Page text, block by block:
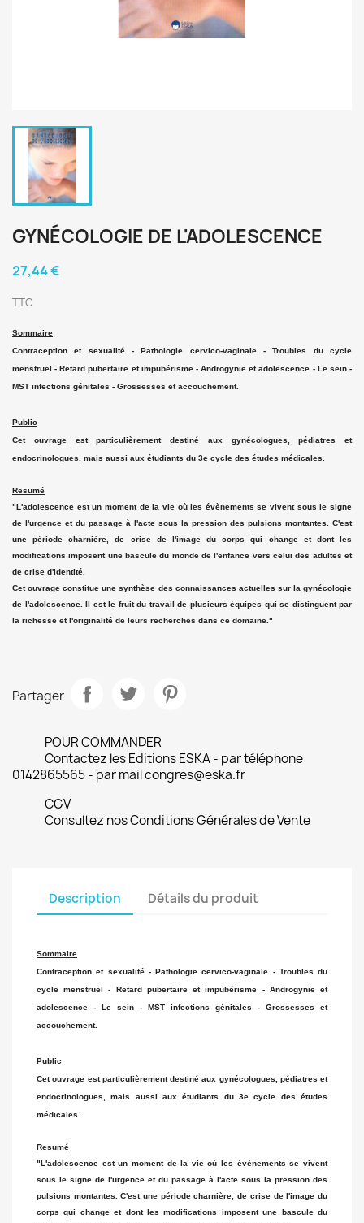
GYNÉCOLOGIE DE L'ADOLESCENCE
27,44 €
TTC
Sommaire
Contraception et sexualité - Pathologie cervico-vaginale - Troubles du cycle
menstruel - Retard pubertaire et impubérisme - Androgynie et adolescence - Le sein -
MST infections génitales - Grossesses et accouchement.
Public
Cet ouvrage est particulièrement destiné aux gynécologues, pédiatres et
endocrinologues, mais aussi aux étudiants du 3e cycle des études médicales.
Resumé
"L'adolescence est un moment de la vie où les évènements se vivent sous le signe
de l'urgence et du passage à l'acte sous la pression des pulsions montantes. C'est
une période charnière, de crise de l'image du corps qui change et dont les
modifications imposent une bascule du monde de l'enfance vers celui des adultes et
de crise d'identité.
Cet ouvrage constitue une synthèse des connaissances actuelles sur la gynécologie
de l'adolescence. Il est le fruit du travail de plusieurs équipes qui se distinguent par
la richesse et l'originalité de leurs recherches dans ce domaine."
Partager
POUR COMMANDER
Contactez les Editions ESKA - par téléphone
0142865565 - par mail congres@eska.fr
CGV
Consultez nos Conditions Générales de Vente
Description Détails du produit
Sommaire
Contraception et sexualité - Pathologie cervico-vaginale - Troubles du
cycle menstruel - Retard pubertaire et impubérisme - Androgynie et
adolescence - Le sein - MST infections génitales - Grossesses et
accouchement.
Public
Cet ouvrage est particulièrement destiné aux gynécologues, pédiatres et
endocrinologues, mais aussi aux étudiants du 3e cycle des études
médicales.
Resumé
"L'adolescence est un moment de la vie où les évènements se vivent
sous le signe de l'urgence et du passage à l'acte sous la pression des
pulsions montantes. C'est une période charnière, de crise de l'image du
corps qui change et dont les modifications imposent une bascule du